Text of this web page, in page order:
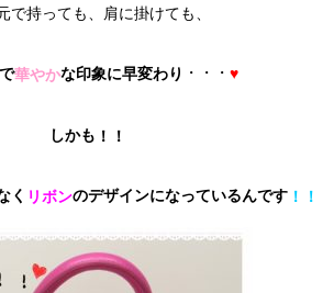
で持っても、肩に掛けても、
で華やかな印象に早変わり ・・・ ♥
しかも ！！
く リボンのデザインになっているんです ！！